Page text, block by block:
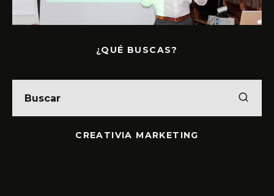
¿QUÉ BUSCAS?
CREATIVIA MARKETING